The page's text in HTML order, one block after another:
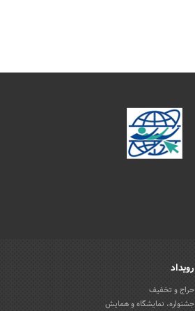
رویداد
حراج و تخفیف
جشنواره، نمایشگاه و همایش